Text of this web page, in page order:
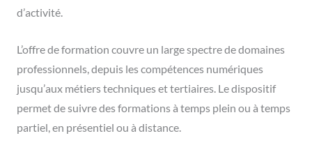
d’activité.
L’offre de formation couvre un large spectre de domaines
professionnels, depuis les compétences numériques
jusqu’aux métiers techniques et tertiaires. Le dispositif
permet de suivre des formations à temps plein ou à temps
partiel, en présentiel ou à distance.